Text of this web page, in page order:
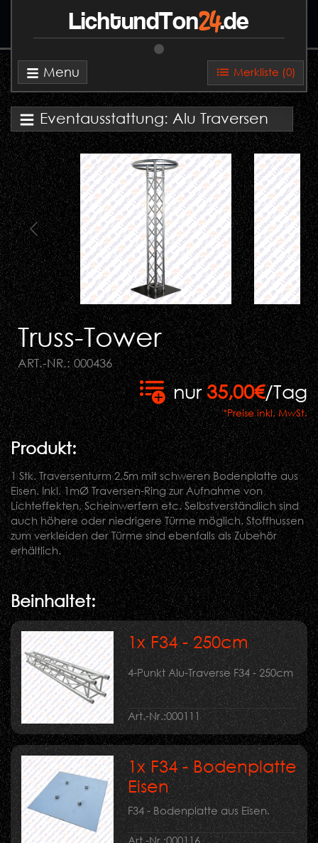
Merkliste (0)
Menu
LichtundTon24.de
Eventausstattung: Alu Traversen
Truss-Tower
ART.-NR.: 000436
nur35,00€/Tag
*Preise inkl. MwSt.
Produkt:
1 Stk. Traversenturm 2,5m mit schweren Bodenplatte aus
Eisen. Inkl. 1mØ Traversen-Ring zur Aufnahme von
Lichteffekten, Scheinwerfern etc. Selbstverständlich sind
auch höhere oder niedrigere Türme möglich. Stoffhussen
zum verkleiden der Türme sind ebenfalls als Zubehör
erhältlich.
Beinhaltet:
1x F34 - 250cm
4-Punkt Alu-Traverse F34 - 250cm
Art.-Nr.:000111
1x F34 - Bodenplatte
Eisen
F34 - Bodenplatte aus Eisen.